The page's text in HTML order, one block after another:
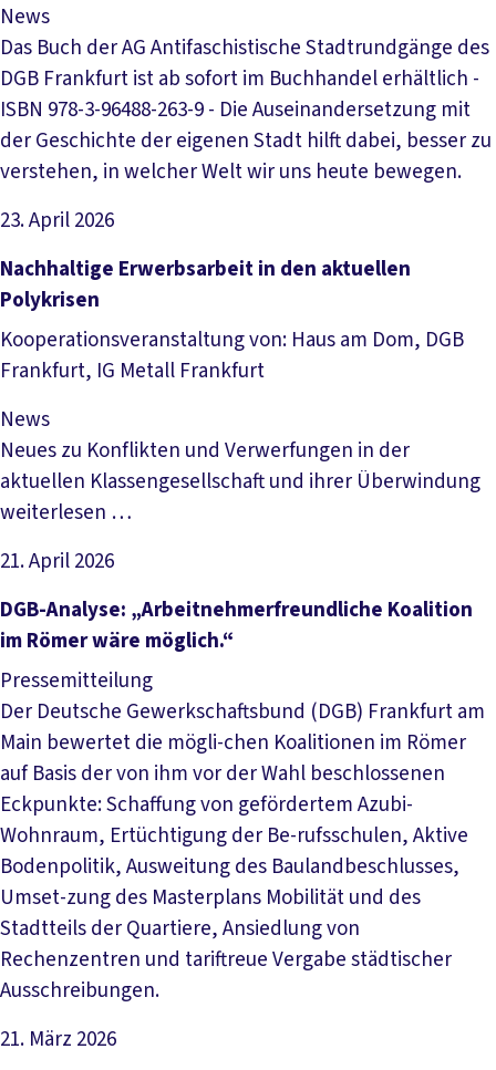
News
Das Buch der AG Antifaschistische Stadtrundgänge des
DGB Frankfurt ist ab sofort im Buchhandel erhältlich -
ISBN 978-3-96488-263-9 - Die Auseinandersetzung mit
der Geschichte der eigenen Stadt hilft dabei, besser zu
verstehen, in welcher Welt wir uns heute bewegen.
23. April 2026
Artikel lesen
Nachhaltige Erwerbsarbeit in den aktuellen
Polykrisen
Kooperationsveranstaltung von: Haus am Dom, DGB
Frankfurt, IG Metall Frankfurt
News
Neues zu Konflikten und Verwerfungen in der
aktuellen Klassengesellschaft und ihrer Überwindung
weiterlesen …
21. April 2026
Artikel lesen
DGB-Analyse: „Arbeitnehmerfreundliche Koalition
im Römer wäre möglich.“
Pressemitteilung
Der Deutsche Gewerkschaftsbund (DGB) Frankfurt am
Main bewertet die mögli-chen Koalitionen im Römer
auf Basis der von ihm vor der Wahl beschlossenen
Eckpunkte: Schaffung von gefördertem Azubi-
Wohnraum, Ertüchtigung der Be-rufsschulen, Aktive
Bodenpolitik, Ausweitung des Baulandbeschlusses,
Umset-zung des Masterplans Mobilität und des
Stadtteils der Quartiere, Ansiedlung von
Rechenzentren und tariftreue Vergabe städtischer
Ausschreibungen.
21. März 2026